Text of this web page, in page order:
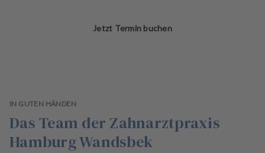
Jetzt Termin buchen
IN GUTEN HÄNDEN
Das Team der Zahnarztpraxis
Hamburg Wandsbek